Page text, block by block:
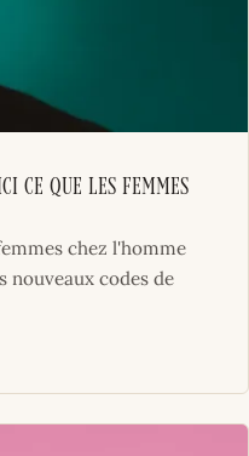
ce que les femmes
chez l'homme
nouveaux codes de